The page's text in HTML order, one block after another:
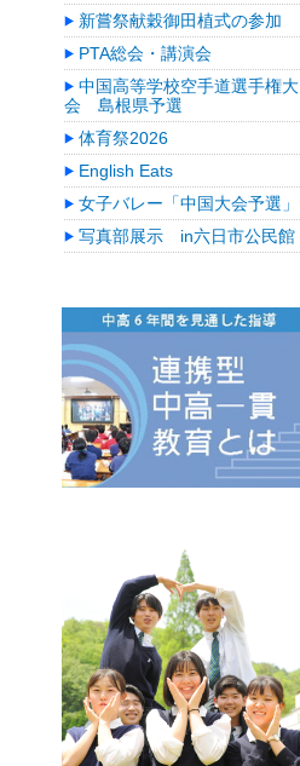
新嘗祭献穀御田植式の参加
PTA総会・講演会
中国高等学校空手道選手権大
会 島根県予選
体育祭2026
English Eats
女子バレー「中国大会予選」
写真部展示 in六日市公民館